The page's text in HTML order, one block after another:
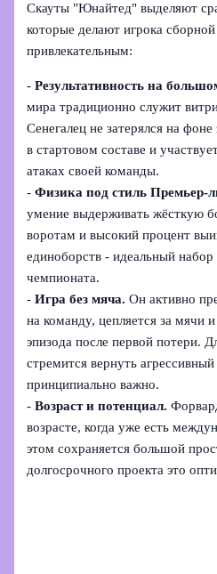
Скауты "Юнайтед" выделяют
которые делают игрока
привлекательным:
-Результативность на
мира традиционно служит
Сенегалец не затерялся на
в стартовом составе и
атаках своей команды.
-Физика под стиль Премьер-
умение выдерживать жёсткую
воротам и высокий процент
единоборств - идеальный набор
чемпионата.
-Игра без мяча. Он активно
на команду, цепляется за мячи
эпизода после первой потери.
стремится вернуть агрессивный
принципиально важно.
-Возраст и потенциал.
возрасте, когда уже есть
этом сохраняется большой
долгосрочного проекта это